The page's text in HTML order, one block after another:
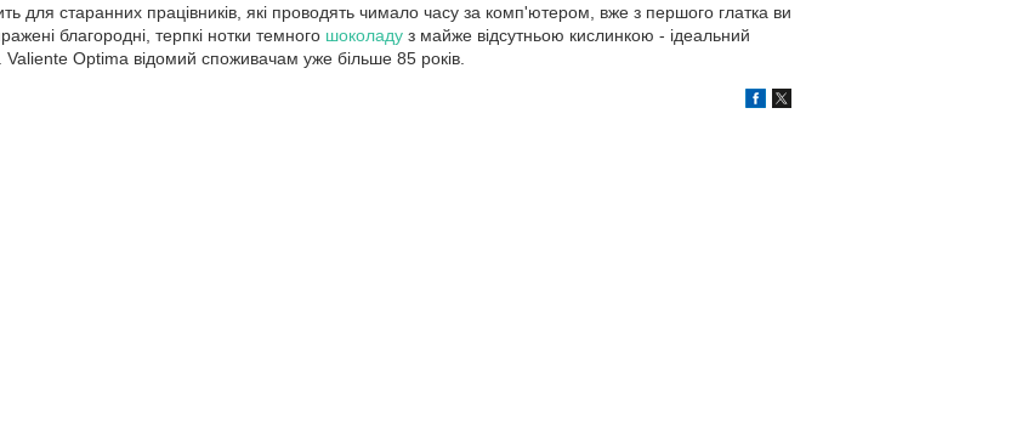
для старанних працівників, які проводять чимало часу за комп'ютером, вже з першого глатка ви
благородні, терпкі нотки темного шоколаду з майже відсутньою кислинкою - ідеальний
Valiente Optima відомий споживачам уже більше 85 років.